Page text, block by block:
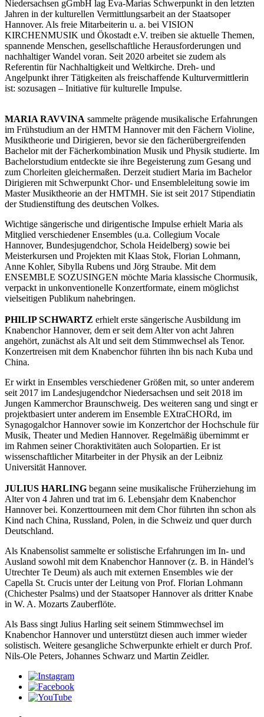
Niedersachsen gGmbH lag Eva-Marias Schwerpunkt in den letzten
Jahren in der kulturellen Vermittlungsarbeit an der Staatsoper
Hannover. Als freie Mitarbeiterin u. a. bei VISION
KIRCHENMUSIK und Ökostadt e.V. treiben sie aktuelle Themen,
spannende Menschen, gesellschaftliche Herausforderungen und
nachhaltiger Wandel voran. Seit 2020 arbeitet sie zudem als
Referentin für Nachhaltigkeit und Weltkirche. Dreh- und
Angelpunkt ihrer Tätigkeiten als freischaffende Kulturvermittlerin
ist: sozusagen – Initiative für kulturelle Impulse.
MARIA RAVVINA sammelte prägende musikalische Erfahrungen
im Frühstudium an der HMTM Hannover mit den Fächern Violine,
Musiktheorie und Dirigieren, bevor sie den fächerübergreifenden
Bachelor mit der Fächerkombination Musik und Physik studierte. Im
Bachelorstudium entdeckte sie ihre Begeisterung zum Gesang und
zum Chorleiten gleichermaßen. Derzeit studiert Maria im Bachelor
Dirigieren mit Schwerpunkt Chor- und Ensembleleitung sowie im
Master Musiktheorie an der HMTMH. Sie ist seit 2017 Stipendiatin
der Studienstiftung des deutschen Volkes.
Wichtige sängerische und dirigentische Impulse erhielt Maria als
Mitglied verschiedener Ensembles (u.a. Collegium Vocale
Hannover, Bundesjugendchor, Schola Heidelberg) sowie bei
Meisterkursen und Projekten mit Klaas Stok, Florian Lohmann,
Anne Kohler, Sibylla Rubens und Jörg Straube. Mit dem
ENSEMBLE SOZUSINGEN möchte Maria klassische Chormusik,
verpackt in unkonventionelle Konzertformate, einem möglichst
vielseitigen Publikum nahebringen.
PHILIP SCHWARTZ erhielt erste sängerische Ausbildung im
Knabenchor Hannover, dem er seit dem Alter von acht Jahren
angehört, zunächst als Alt und seit dem Stimmwechsel als Tenor.
Konzertreisen mit dem Knabenchor führten ihn bis nach Kuba und
China.
Er wirkt in Ensembles verschiedener Größen mit, so unter anderem
seit 2017 im Landesjugendchor Niedersachsen und seit 2018 im
Jungen Kammerchor Braunschweig. Des weiteren sang und singt er
projektbasiert unter anderem im Ensemble EXtraCHORd, im
Synagogalchor Hannover sowie im Konzertchor der Hochschule für
Musik, Theater und Medien Hannover. Regelmäßig übernimmt er
im Rahmen seiner Choraktivitäten auch Solopartien. Er ist
wissenschaftlicher Mitarbeiter in der Physik an der Leibniz
Universität Hannover.
JULIUS HARLING begann seine musikalische Früherziehung im
Alter von 4 Jahren und trat im 6. Lebensjahr dem Knabenchor
Hannover bei. Konzerttourneen mit dem Chor führten ihn schon als
Kind nach China, Russland, Polen, in die Schweiz und quer durch
Deutschland.
Als Knabensolist sammelte er solistische Erfahrungen im In- und
Ausland sowohl mit dem Knabenchor Hannover (z. B. in Händel’s
Utrechter Te Deum) als auch mit externen Ensembles wie der
Capella St. Crucis unter der Leitung von Prof. Florian Lohmann
(Chichester Psalms) und der Staatsoper Hannover als dritter Knabe
in W. A. Mozarts Zauberflöte.
Als Bass singt Julius Harling seit seinem Stimmwechsel im
Knabenchor Hannover und unterstützt diesen auch immer wieder
solistisch. Weitere gesangliche Schwerpunkte erhielt er durch Prof.
Nils-Ole Peters, Johannes Schwarz und Martin Zeidler.